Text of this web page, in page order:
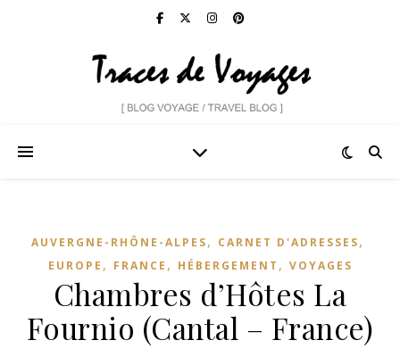
AUVERGNE-RHÔNE-ALPES, CARNET D'ADRESSES,
EUROPE , FRANCE , HÉBERGEMENT , VOYAGES
Chambres d’Hôtes La
Fournio (Cantal – France)